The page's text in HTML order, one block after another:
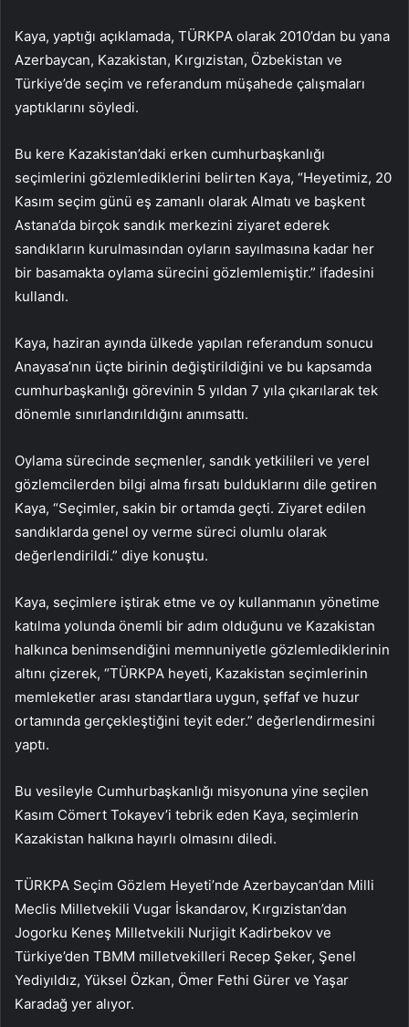
Kaya, yaptığı açıklamada, TÜRKPA olarak 2010’dan bu yana
Azerbaycan, Kazakistan, Kırgızistan, Özbekistan ve
Türkiye’de seçim ve referandum müşahede çalışmaları
yaptıklarını söyledi.
Bu kere Kazakistan’daki erken cumhurbaşkanlığı
seçimlerini gözlemlediklerini belirten Kaya, “Heyetimiz, 20
Kasım seçim günü eş zamanlı olarak Almatı ve başkent
Astana’da birçok sandık merkezini ziyaret ederek
sandıkların kurulmasından oyların sayılmasına kadar her
bir basamakta oylama sürecini gözlemlemiştir.” ifadesini
kullandı.
Kaya, haziran ayında ülkede yapılan referandum sonucu
Anayasa’nın üçte birinin değiştirildiğini ve bu kapsamda
cumhurbaşkanlığı görevinin 5 yıldan 7 yıla çıkarılarak tek
dönemle sınırlandırıldığını anımsattı.
Oylama sürecinde seçmenler, sandık yetkilileri ve yerel
gözlemcilerden bilgi alma fırsatı bulduklarını dile getiren
Kaya, “Seçimler, sakin bir ortamda geçti. Ziyaret edilen
sandıklarda genel oy verme süreci olumlu olarak
değerlendirildi.” diye konuştu.
Kaya, seçimlere iştirak etme ve oy kullanmanın yönetime
katılma yolunda önemli bir adım olduğunu ve Kazakistan
halkınca benimsendiğini memnuniyetle gözlemlediklerinin
altını çizerek, “TÜRKPA heyeti, Kazakistan seçimlerinin
memleketler arası standartlara uygun, şeffaf ve huzur
ortamında gerçekleştiğini teyit eder.” değerlendirmesini
yaptı.
Bu vesileyle Cumhurbaşkanlığı misyonuna yine seçilen
Kasım Cömert Tokayev’i tebrik eden Kaya, seçimlerin
Kazakistan halkına hayırlı olmasını diledi.
TÜRKPA Seçim Gözlem Heyeti’nde Azerbaycan’dan Milli
Meclis Milletvekili Vugar İskandarov, Kırgızistan’dan
Jogorku Keneş Milletvekili Nurjigit Kadirbekov ve
Türkiye’den TBMM milletvekilleri Recep Şeker, Şenel
Yediyıldız, Yüksel Özkan, Ömer Fethi Gürer ve Yaşar
Karadağ yer alıyor.